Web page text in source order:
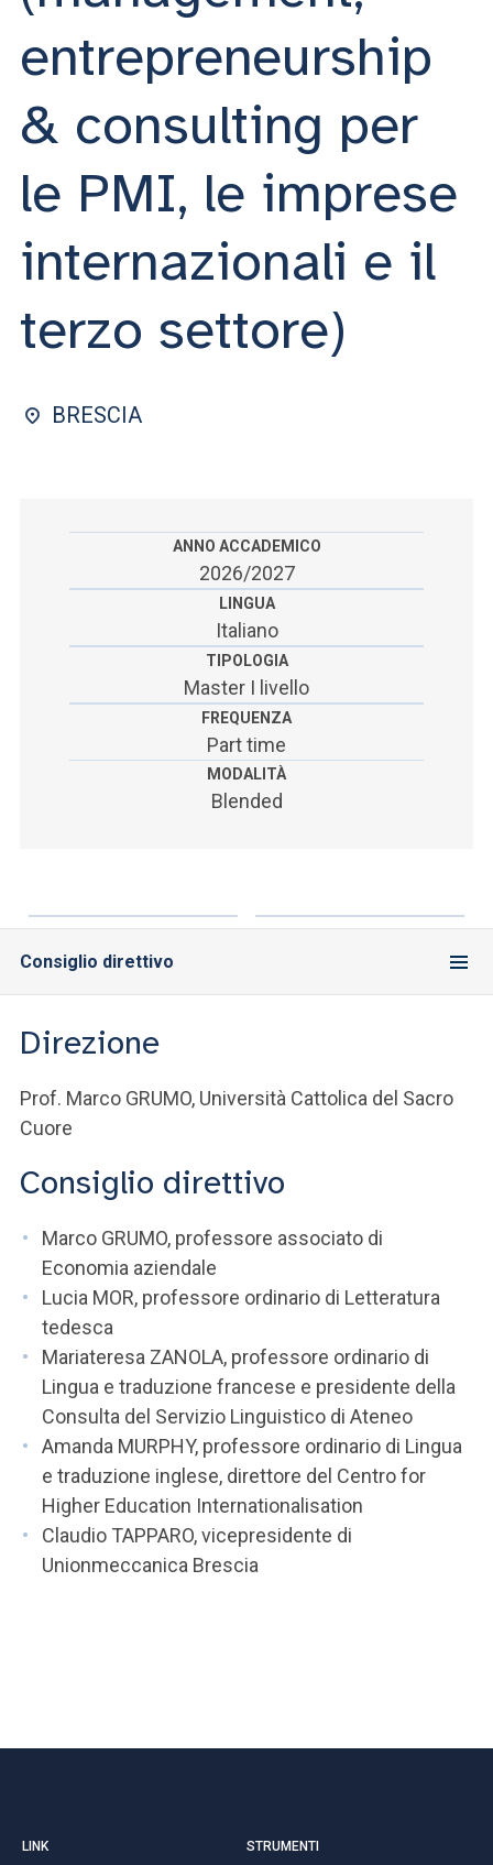
SEI UN DOCENTE O UN MEMBRO DELLO STAFF
entrepreneurship
& consulting per
le PMI, le imprese
internazionali e il
terzo settore)
BRESCIA
ANNO ACCADEMICO
2026/2027
LINGUA
Italiano
TIPOLOGIA
Master I livello
FREQUENZA
Part time
MODALITÀ
Blended
Consiglio direttivo
Direzione
Prof. Marco GRUMO, Università Cattolica del Sacro
Cuore
Consiglio direttivo
Marco GRUMO, professore associato di
Economia aziendale
Lucia MOR, professore ordinario di Letteratura
tedesca
Mariateresa ZANOLA, professore ordinario di
Lingua e traduzione francese e presidente della
Consulta del Servizio Linguistico di Ateneo
Amanda MURPHY, professore ordinario di Lingua
e traduzione inglese, direttore del Centro for
Higher Education Internationalisation
Claudio TAPPARO, vicepresidente di
Unionmeccanica Brescia
LINK STRUMENTI